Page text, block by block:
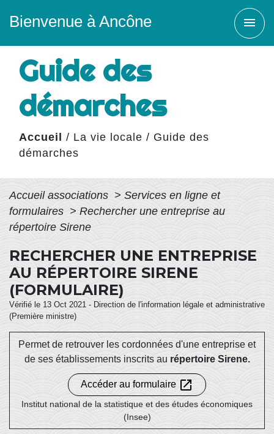
Bienvenue à Ancône menu
Guide des
démarches
Accueil / La vie locale / Guide des
démarches
Accueil associations > Services en ligne et
formulaires > Rechercher une entreprise au
répertoire Sirene
RECHERCHER UNE ENTREPRISE
AU RÉPERTOIRE SIRENE
(FORMULAIRE)
Vérifié le 13 Oct 2021 - Direction de l'information légale et administrative
(Première ministre)
Permet de retrouver les cordonnées d'une entreprise et
de ses établissements inscrits au répertoire Sirene.
Accéder au formulaire open_in_new
Institut national de la statistique et des études économiques
(Insee)